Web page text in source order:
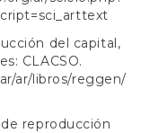
del capital,
CLACSO.
ar/libros/reggen/
reproducción